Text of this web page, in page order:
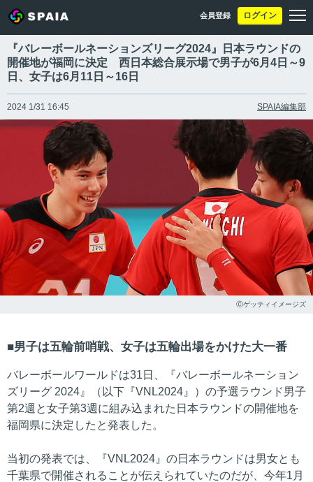
会員登録 ログイン
『バレーボールネーションズリーグ2024』日本ラウンドの
開催地が福岡に決定 西日本総合展示場で男子が6月4日～9
日、女子は6月11日～16日
2024 1/31 16:45 SPAIA編集部
Ⓒゲッティイメージズ
男子は五輪前哨戦、女子は五輪出場をかけた大一番
バレーボールワールドは31日、『バレーボールネーション
ズリーグ 2024』（以下『VNL2024』）の予選ラウンド男子
第2週と女子第3週に組み込まれた日本ラウンドの開催地を
福岡県に決定したと発表した。
当初の発表では、『VNL2024』の日本ラウンドは男女とも
千葉県で開催されることが伝えられていたのだが、今年1月